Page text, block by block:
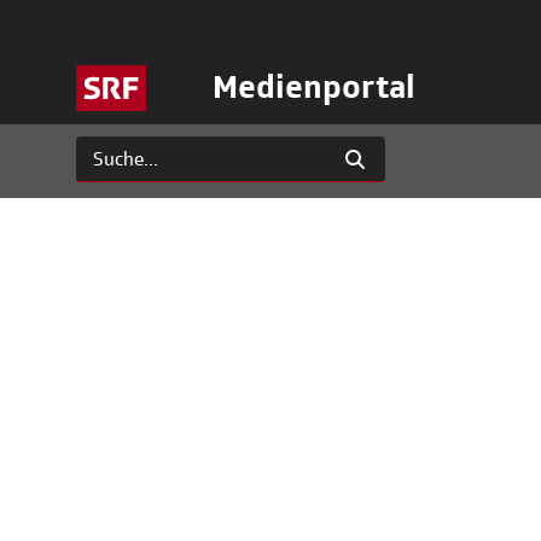
Medienportal